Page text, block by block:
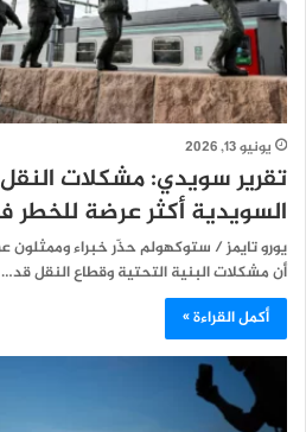
يونيو 13, 2026
تقرير سويدي: مشكلات
السويدية أكثر عرضة للخطر
يورو تايمز / ستوكهولم حذّر خبراء
أن مشكلات البنية التحتية وقطاع النقل قد…
أكمل القراءة »